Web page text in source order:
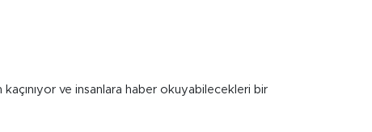
ve insanlara haber okuyabilecekleri bir